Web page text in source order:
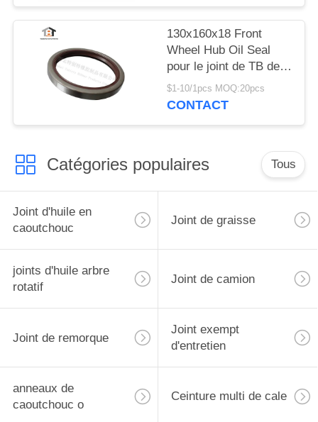
130x160x18 Front
Wheel Hub Oil Seal
pour le joint de TB de
Mercedes Benz
$1-10/1pcs MOQ:20pcs
CONTACT
Catégories populaires Tous
Joint d'huile en
caoutchouc
Joint de graisse
joints d'huile arbre
rotatif
Joint de camion
Joint de remorque
Joint exempt
d'entretien
anneaux de
caoutchouc o
Ceinture multi de cale